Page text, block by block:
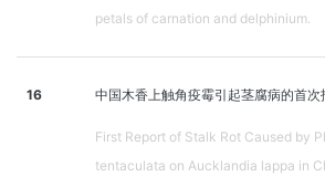
petals of carnation and delphinium.
16 中国木香上触角疫霉引起茎腐病的首次
First Report of Stalk Rot Caused by
tentaculata on Aucklandia lappa in